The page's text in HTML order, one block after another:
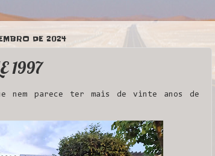
DE 2024
1997
nem parece ter mais de vinte anos de